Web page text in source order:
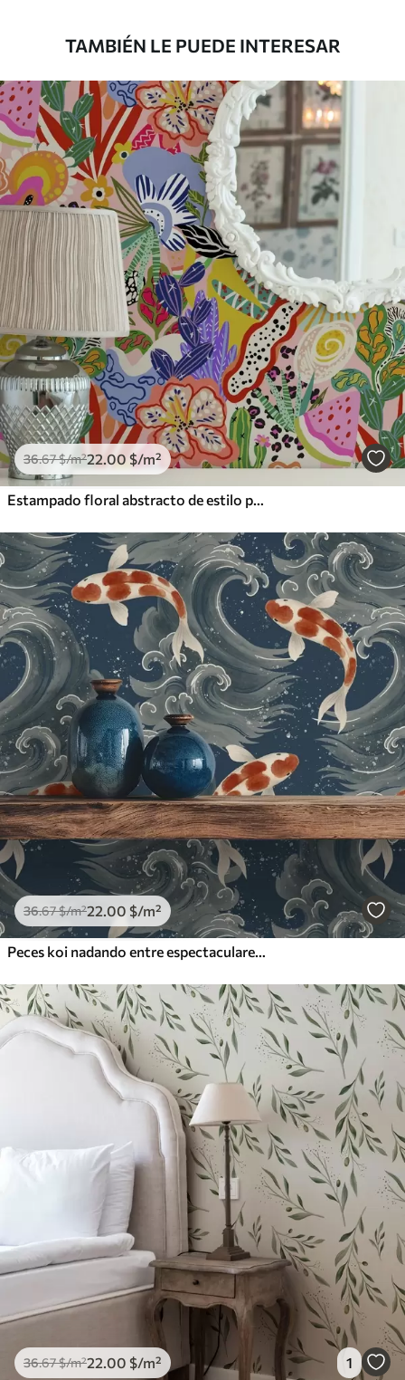
/m²
Premium
43.3326.00 $ /m²
Vinilo Premium
48.3329.00$/m²
TAMBIÉN LE PUEDE INTERESAR
36.67$/m²22.00 $/m²
Estampado floral abstracto de estilo pop art
36.67$/m²22.00 $/m²
Peces koi nadando entre espectaculares olas oceánicas
36.67$/m²22.00 $/m² 1